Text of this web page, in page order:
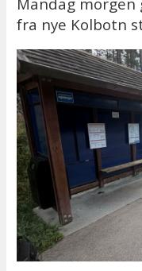
Mandag
fra nye Kolbotn